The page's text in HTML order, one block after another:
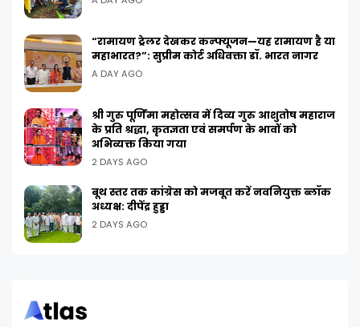
“रामायण ट्रेलर देखकर कन्फ्यूजन—यह रामायण है या
महाभारत?”: सुप्रीम कोर्ट अधिवक्ता डॉ. भारत नागर
A DAY AGO
श्री गुरु पूर्णिमा महोत्सव में दिव्य गुरु आशुतोष महाराज
के प्रति श्रद्धा, कृतज्ञता एवं समर्पण के भावों को
अभिव्यक्त किया गया
2 DAYS AGO
बूथ स्तर तक कांग्रेस को मजबूत करें नवनियुक्त ब्लॉक
अध्यक्ष: दीपेंद्र हुड्डा
2 DAYS AGO